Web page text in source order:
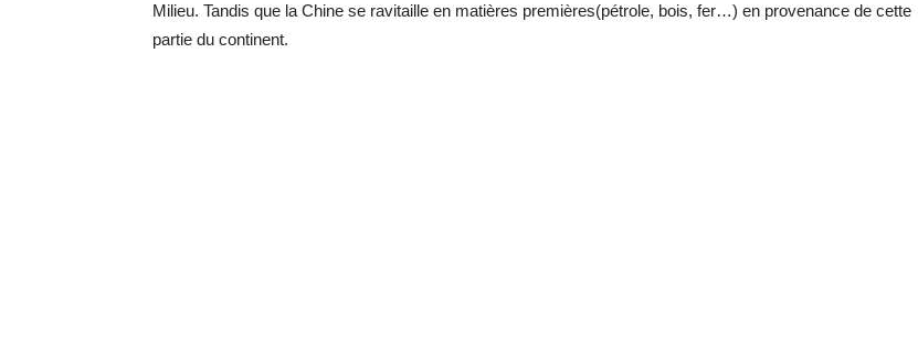
Milieu. Tandis que la Chine se ravitaille en matières premières(pétrole, bois, fer…) en provenance de cette
partie du continent.